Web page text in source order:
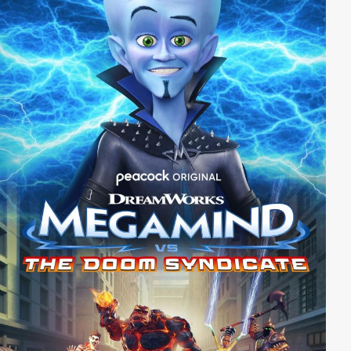
zu verhindern. Doch je mehr er versucht Mr.
Woodcock schlecht aussehen zu lassen, desto
schlechter kommt er selber dabei weg.